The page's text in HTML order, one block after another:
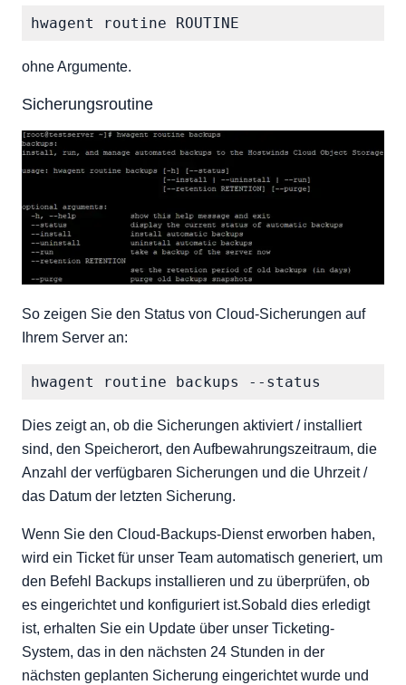
ohne Argumente.
Sicherungsroutine
So zeigen Sie den Status von Cloud-Sicherungen auf
Ihrem Server an:
Dies zeigt an, ob die Sicherungen aktiviert / installiert
sind, den Speicherort, den Aufbewahrungszeitraum, die
Anzahl der verfügbaren Sicherungen und die Uhrzeit /
das Datum der letzten Sicherung.
Wenn Sie den Cloud-Backups-Dienst erworben haben,
wird ein Ticket für unser Team automatisch generiert, um
den Befehl Backups installieren und zu überprüfen, ob
es eingerichtet und konfiguriert ist.Sobald dies erledigt
ist, erhalten Sie ein Update über unser Ticketing-
System, das in den nächsten 24 Stunden in der
nächsten geplanten Sicherung eingerichtet wurde und